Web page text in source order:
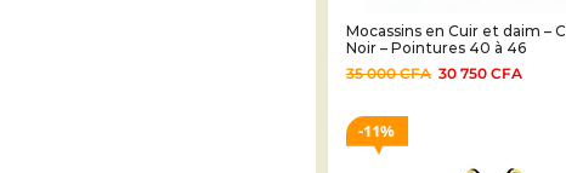
Mocassins en Cuir et daim –
Noir – Pointures 40 à 46
35 000CFA 30 750 CFA
11%